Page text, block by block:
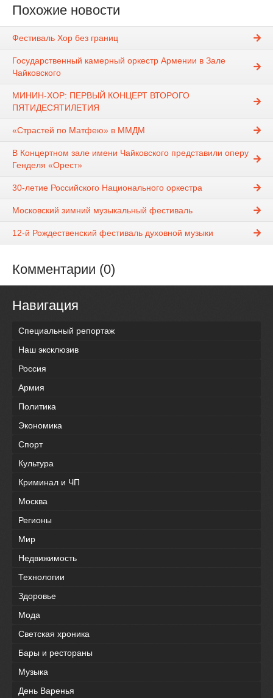
Похожие новости
Фестиваль Хор без границ
Государственный камерный оркестр Армении в Зале
Чайковского
МИНИН-ХОР: ПЕРВЫЙ КОНЦЕРТ ВТОРОГО
ПЯТИДЕСЯТИЛЕТИЯ
«Страстей по Матфею» в ММДМ
В Концертном зале имени Чайковского представили оперу
Генделя «Орест»
30-летие Российского Национального оркестра
Московский зимний музыкальный фестиваль
12-й Рождественский фестиваль духовной музыки
Комментарии (0)
Навигация
Специальный репортаж
Наш эксклюзив
Россия
Армия
Политика
Экономика
Спорт
Культура
Криминал и ЧП
Москва
Регионы
Мир
Недвижимость
Технологии
Здоровье
Мода
Светская хроника
Бары и рестораны
Музыка
День Варенья